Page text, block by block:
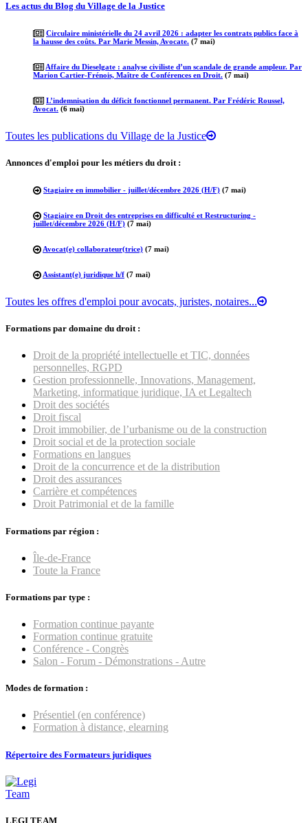
Les actus du Blog du Village de la Justice
Circulaire ministérielle du 24 avril 2026 : adapter les contrats publics face à
la hausse des coûts. Par Marie Messin, Avocate. (7 mai)
Affaire du Dieselgate : analyse civiliste d’un scandale de grande ampleur. Par
Marion Cartier-Frénois, Maître de Conférences en Droit. (7 mai)
L’indemnisation du déficit fonctionnel permanent. Par Frédéric Roussel,
Avocat. (6 mai)
Toutes les publications du Village de la Justice
Annonces d'emploi pour les métiers du droit :
Stagiaire en immobilier - juillet/décembre 2026 (H/F) (7 mai)
Stagiaire en Droit des entreprises en difficulté et Restructuring -
juillet/décembre 2026 (H/F) (7 mai)
Avocat(e) collaborateur(trice) (7 mai)
Assistant(e) juridique h/f (7 mai)
Toutes les offres d'emploi pour avocats, juristes, notaires...
Formations par domaine du droit :
Droit de la propriété intellectuelle et TIC, données
personnelles, RGPD
Gestion professionnelle, Innovations, Management,
Marketing, informatique juridique, IA et Legaltech
Droit des sociétés
Droit fiscal
Droit immobilier, de l’urbanisme ou de la construction
Droit social et de la protection sociale
Formations en langues
Droit de la concurrence et de la distribution
Droit des assurances
Carrière et compétences
Droit Patrimonial et de la famille
Formations par région :
Île-de-France
Toute la France
Formations par type :
Formation continue payante
Formation continue gratuite
Conférence - Congrès
Salon - Forum - Démonstrations - Autre
Modes de formation :
Présentiel (en conférence)
Formation à distance, elearning
Répertoire des Formateurs juridiques
LEGI TEAM